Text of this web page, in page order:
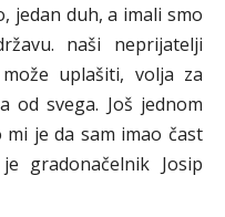
jedan duh, a imali smo
naši neprijatelji
uplašiti, volja za
od svega. Još jednom
je da sam imao čast
gradonačelnik Josip